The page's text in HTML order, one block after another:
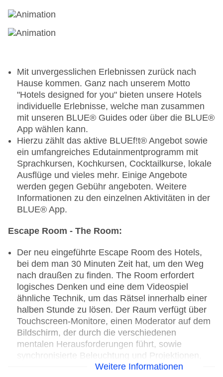
und Dinner ¼ Liter Wein oder ein Bier, ½ Liter
Person inklusive
Mit unvergesslichen Erlebnissen zurück nach
Hause kommen. Ganz nach unserem Motto
"Hotels designed for you" bieten unsere Hotels
individuelle Erlebnisse, welche man zusammen
mit unseren BLUE® Guides oder über die BLUE®
App wählen kann.
Hierzu zählt das aktive BLUEf!t® Angebot sowie
ein umfangreiches Edutainmentprogramm mit
Sprachkursen, Kochkursen, Cocktailkurse, lokale
Ausflüge und vieles mehr. Einige Angebote
werden gegen Gebühr angeboten. Weitere
Informationen zu den einzelnen Aktivitäten in der
BLUE® App.
Escape Room - The Room:
Der neu eingeführte Escape Room des Hotels,
bei dem man 30 Minuten Zeit hat, um den Weg
nach draußen zu finden. The Room erfordert
logisches Denken und eine dem Videospiel
ähnliche Technik, um das Rätsel innerhalb einer
halben Stunde zu lösen. Der Raum verfügt über
Touchscreen-Monitore, einen Moderator auf dem
Bildschirm, der durch die verschiedenen
mentalen Herausforderungen führt, sowie
synchronisierte Beleuchtung und Projektionen,
die in das wirkliche Erlebnis eintauchen lassen.
Weitere Informationen